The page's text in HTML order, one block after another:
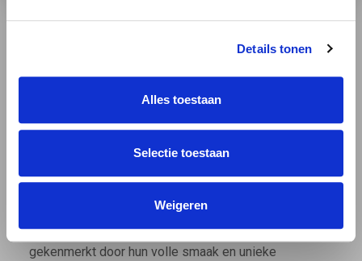
Details tonen
Alles toestaan
Selectie toestaan
Weigeren
bitterheid en fruitige aroma’s.
5. VALS PLAT
Vals Plat is een relatief jonge speler op de
Limburgse biermarkt, maar heeft al snel naam
gemaakt met zijn innovatieve brouwmethodes en
smaakvolle bieren. De bieren van Vals Plat worden
gekenmerkt door hun volle smaak en unieke